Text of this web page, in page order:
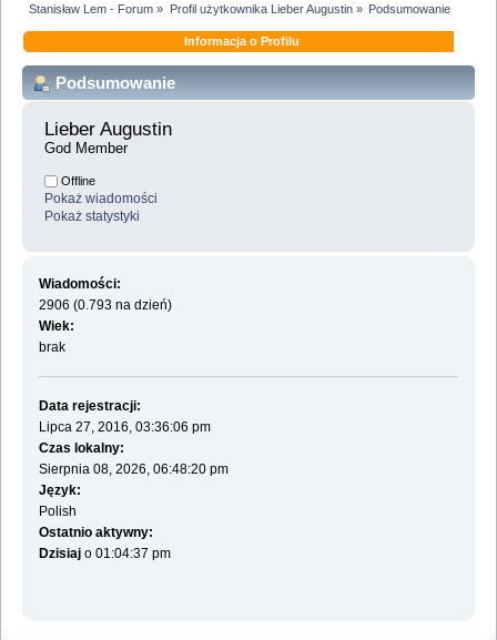
Stanisław Lem - Forum » Profil użytkownika Lieber Augustin» Podsumowanie
Informacja o Profilu
Podsumowanie
Lieber Augustin
God Member
Offline
Pokaż wiadomości
Pokaż statystyki
Wiadomości:
2906 (0.793 na dzień)
Wiek:
brak
Data rejestracji:
Lipca 27, 2016, 03:36:06 pm
Czas lokalny:
Sierpnia 08, 2026, 06:48:20 pm
Język:
Polish
Ostatnio aktywny:
Dzisiajo 01:04:37 pm